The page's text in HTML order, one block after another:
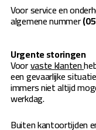
Voor service en
algemene nummer
Urgente storingen
Voorvaste klanten
een gevaarlijke
immers niet altijd
werkdag.
Buiten kantoortijden